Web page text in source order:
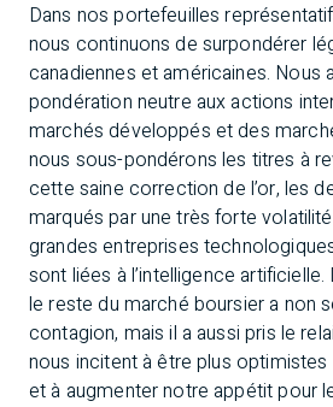
Dans nos portefeuilles
nous continuons de surpondérer
canadiennes et américaines. Nous
pondération neutre aux actions
marchés développés et des
nous sous-pondérons les titres à
cette saine correction de l’or, les
marqués par une très forte
grandes entreprises
sont liées à l’intelligence
le reste du marché boursier a non
contagion, mais il a aussi pris le
nous incitent à être plus optimistes
et à augmenter notre appétit pour